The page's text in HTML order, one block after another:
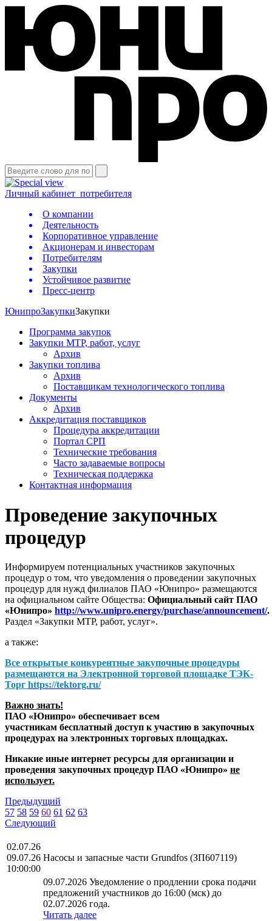
Личный кабинет потребителя
О компании
Деятельность
Корпоративное управление
Акционерам и инвесторам
Потребителям
Закупки
Устойчивое развитие
Пресс-центр
ЮнипроЗакупкиЗакупки
Программа закупок
Закупки МТР, работ, услуг
Архив
Закупки топлива
Архив
Поставщикам технологического топлива
Документы
Архив
Аккредитация поставщиков
Процедура аккредитации
Портал СРП
Технические требования
Часто задаваемые вопросы
Техническая поддержка
Контактная информация
Проведение закупочных
процедур
Информируем потенциальных участников закупочных
процедур о том, что уведомления о проведении закупочных
процедур для нужд филиалов ПАО «Юнипро» размещаются
на официальном сайте Общества: Официальный сайт ПАО
«Юнипро» http://www.unipro.energy/purchase/announcement/.
Раздел «Закупки МТР, работ, услуг».
а также:
Все открытые конкурентные закупочные процедуры
размещаются на Электронной торговой площадке ТЭК-
Торг https://tektorg.ru/
Важно знать!
ПАО «Юнипро» обеспечивает всем
участникам бесплатный доступ к участию в закупочных
процедурах на электронных торговых площадках.
Никакие иные интернет ресурсы для организации и
проведения закупочных процедур ПАО «Юнипро» не
использует.
Предыдущий
57 58 59 60 61 62 63
Следующий
02.07.26
09.07.26
10:00:00
Насосы и запасные части Grundfos (ЗП607119)
09.07.2026 Уведомление о продлении срока подачи
предложений участников до 16:00 (мск) до
02.07.2026 года.
Читать далее